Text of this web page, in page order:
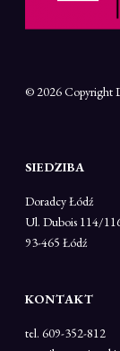
© 2026 Copyright
SIEDZIBA
Doradcy Łódź
Ul. Dubois 114/
93-465 Łódź
KONTAKT
tel. 609-352-812